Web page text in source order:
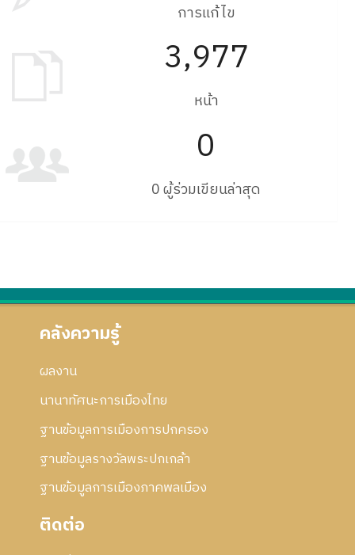
การแก้ไข
3,977
หน้า
0
0 ผู้ร่วมเขียนล่าสุด
คลังความรู้
ผลงาน
นานาทัศนะการเมืองไทย
ฐานข้อมูลการเมืองการปกครอง
ฐานข้อมูลรางวัลพระปกเกล้า
ฐานข้อมูลการเมืองภาคพลเมือง
ติดต่อ